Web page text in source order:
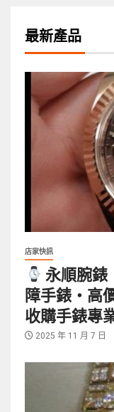
最新產品
店家快訊
永順腕錶
障手錶・高
收購手錶專
2025 年 11 月 7 日